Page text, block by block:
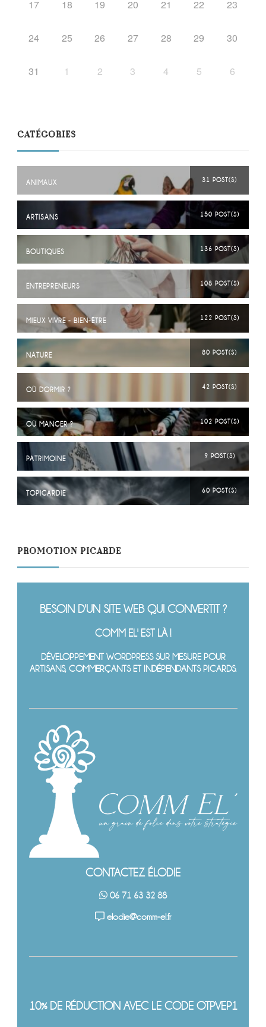
17 18 19 20 21 22 23
24 25 26 27 28 29 30
31 1 2 3 4 5 6
CATÉGORIES
ANIMAUX 31 POST(S)
ARTISANS 150 POST(S)
BOUTIQUES 136 POST(S)
ENTREPRENEURS 108 POST(S)
MIEUX VIVRE - BIEN-ÊTRE 122 POST(S)
NATURE 80 POST(S)
OÙ DORMIR ? 42 POST(S)
OÙ MANGER ? 102 POST(S)
PATRIMOINE 9 POST(S)
TOPICARDIE 60 POST(S)
PROMOTION PICARDE
BESOIN D'UN SITE WEB QUI CONVERTIT ?
COMM EL' EST LÀ !
DÉVELOPPEMENT WORDPRESS SUR MESURE POUR
ARTISANS, COMMERÇANTS ET INDÉPENDANTS PICARDS.
CONTACTEZ ÉLODIE
06 71 63 32 88
elodie@comm-el.fr
10% DE RÉDUCTION AVEC LE CODE OTPVEP1